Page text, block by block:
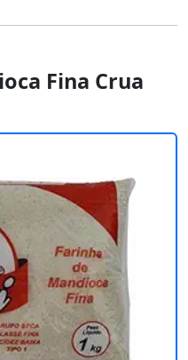
Fina Crua